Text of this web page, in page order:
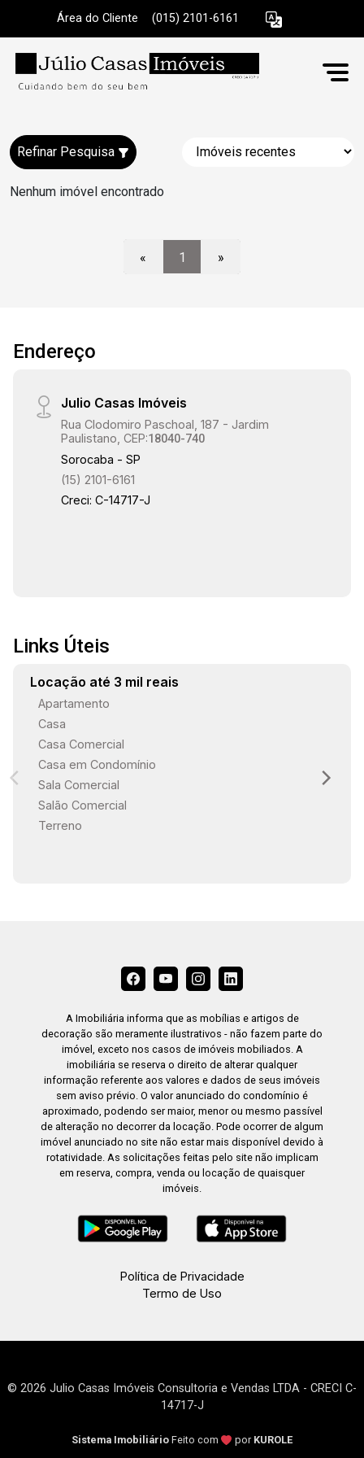
Área do Cliente (015) 2101-6161
Refinar Pesquisa
Nenhum imóvel encontrado
« 1 »
Endereço
Julio Casas Imóveis
Rua Clodomiro Paschoal, 187 - Jardim
Paulistano, CEP:18040-740
Sorocaba - SP
(15) 2101-6161
Creci: C-14717-J
Links Úteis
Locação até 3 mil reais
Apartamento
Casa
Casa Comercial
Casa em Condomínio
Sala Comercial
Salão Comercial
Terreno
A Imobiliária informa que as mobílias e artigos de
decoração são meramente ilustrativos - não fazem parte do
imóvel, exceto nos casos de imóveis mobiliados. A
imobiliária se reserva o direito de alterar qualquer
informação referente aos valores e dados de seus imóveis
sem aviso prévio. O valor anunciado do condomínio é
aproximado, podendo ser maior, menor ou mesmo passível
de alteração no decorrer da locação. Pode ocorrer de algum
imóvel anunciado no site não estar mais disponível devido à
rotatividade. As solicitações feitas pelo site não implicam
em reserva, compra, venda ou locação de quaisquer
imóveis.
Política de Privacidade
Termo de Uso
© 2026 Julio Casas Imóveis Consultoria e Vendas LTDA - CRECI C-
14717-J
Sistema Imobiliário Feito com por KUROLE